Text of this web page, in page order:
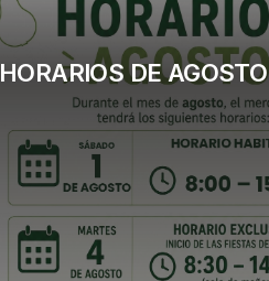
HORARIOS DE AGOSTO